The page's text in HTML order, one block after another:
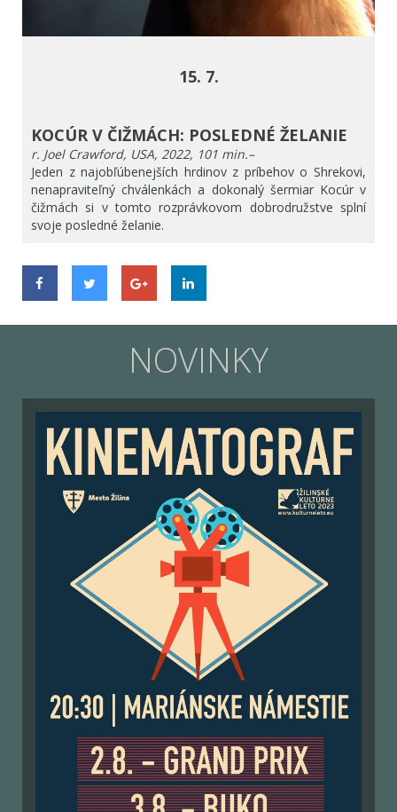
15. 7.
KOCÚR V ČIŽMÁCH: POSLEDNÉ ŽELANIE
r. Joel Crawford, USA, 2022, 101 min.–
Jeden z najobľúbenejších hrdinov z príbehov o Shrekovi,
nenapraviteľný chválenkách a dokonalý šermiar Kocúr v
čižmách si v tomto rozprávkovom dobrodružstve splní
svoje posledné želanie.
NOVINKY